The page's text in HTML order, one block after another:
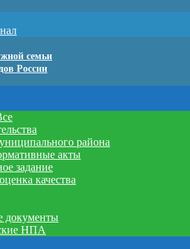
семьи
России
района
акты
задание
качества
документы
НПА